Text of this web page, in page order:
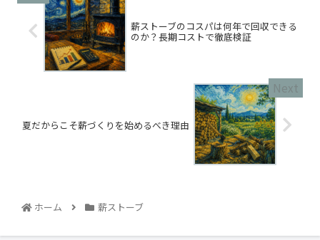
薪ストーブのコスパは何年で回収できる
のか？長期コストで徹底検証
夏だからこそ薪づくりを始めるべき理由
ホーム 薪ストーブ